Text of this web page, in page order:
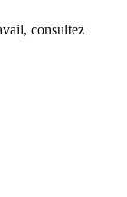
, consultez